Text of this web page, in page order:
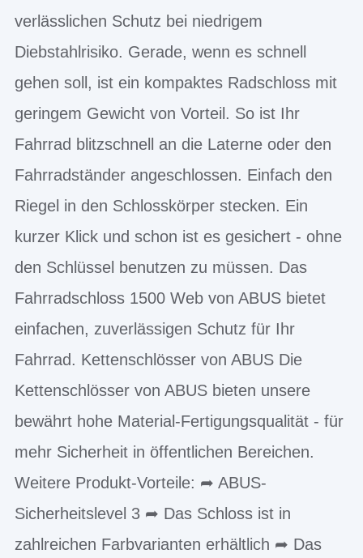
verlässlichen Schutz bei niedrigem
Diebstahlrisiko. Gerade, wenn es schnell
gehen soll, ist ein kompaktes Radschloss mit
geringem Gewicht von Vorteil. So ist Ihr
Fahrrad blitzschnell an die Laterne oder den
Fahrradständer angeschlossen. Einfach den
Riegel in den Schlosskörper stecken. Ein
kurzer Klick und schon ist es gesichert - ohne
den Schlüssel benutzen zu müssen. Das
Fahrradschloss 1500 Web von ABUS bietet
einfachen, zuverlässigen Schutz für Ihr
Fahrrad. Kettenschlösser von ABUS Die
Kettenschlösser von ABUS bieten unsere
bewährt hohe Material-Fertigungsqualität - für
mehr Sicherheit in öffentlichen Bereichen.
Weitere Produkt-Vorteile: ➦ ABUS-
Sicherheitslevel 3 ➦ Das Schloss ist in
zahlreichen Farbvarianten erhältlich ➦ Das